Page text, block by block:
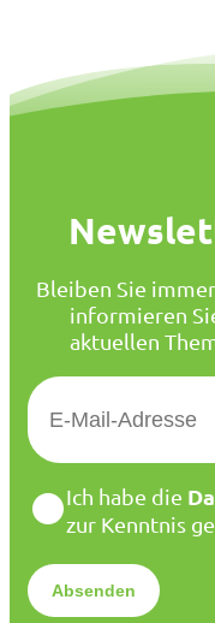
Bleiben Sie
informieren
aktuellen
E
M
*
D
a
e
n
Ich habe die
zur Kenntnis